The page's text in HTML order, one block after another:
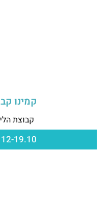
קמינו
קבוצת
12-19.10 | ועוד 2027